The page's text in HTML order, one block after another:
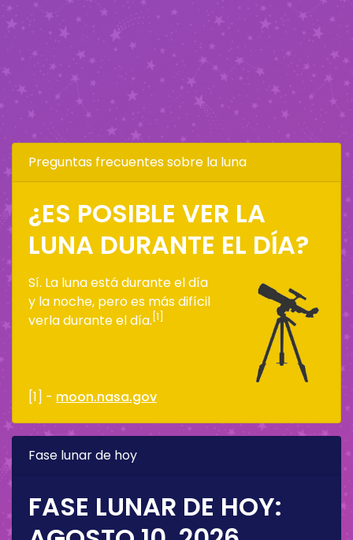
Preguntas frecuentes sobre la luna
¿ES POSIBLE VER LA
LUNA DURANTE EL DÍA?
Sí. La luna está durante el día
y la noche, pero es más difícil
verla durante el día. [1]
[1] - moon.nasa.gov
Fase lunar de hoy
FASE LUNAR DE HOY: